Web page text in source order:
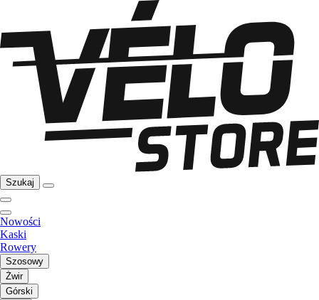
Szukaj
Nowości
Kaski
Rowery
Szosowy
Żwir
Górski